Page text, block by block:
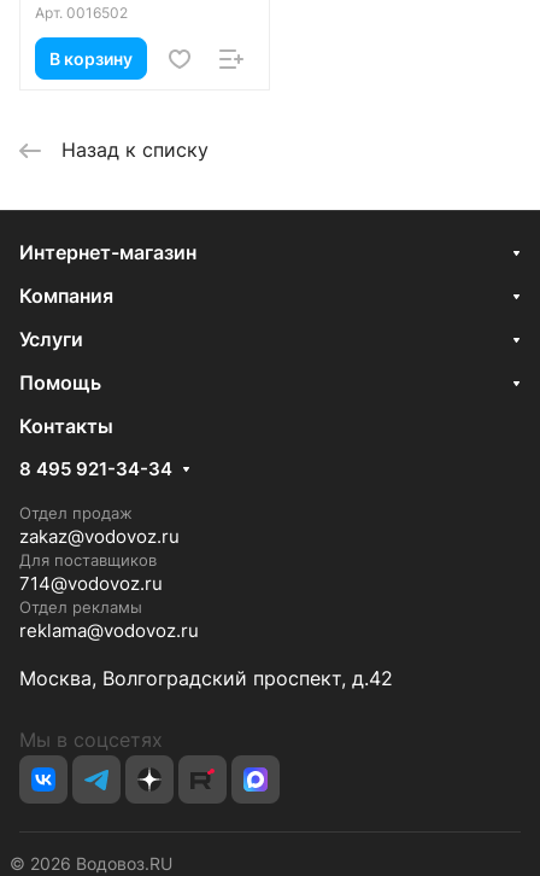
Арт. 0016502
В корзину
Назад к списку
Интернет-магазин
Компания
Услуги
Помощь
Контакты
8 495 921-34-34
Отдел продаж
zakaz@vodovoz.ru
Для поставщиков
714@vodovoz.ru
Отдел рекламы
reklama@vodovoz.ru
Москва, Волгоградский проспект, д.42
Мы в соцсетях
© 2026 Водовоз.RU